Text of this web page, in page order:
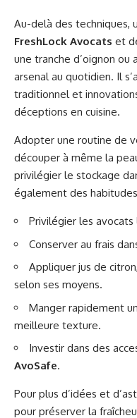
Au-delà des techniques,
FreshLock Avocats et
une tranche d’oignon ou
arsenal au quotidien. Il
traditionnel et
déceptions en cuisine.
Adopter une routine de
découper à même la
privilégier le stockage
également des
Privilégier les
Conserver au frais
Appliquer jus de
selon ses moyens.
Manger rapidement
meilleure texture.
Investir dans des
AvoSafe.
Pour plus d’idées et
pour préserver la